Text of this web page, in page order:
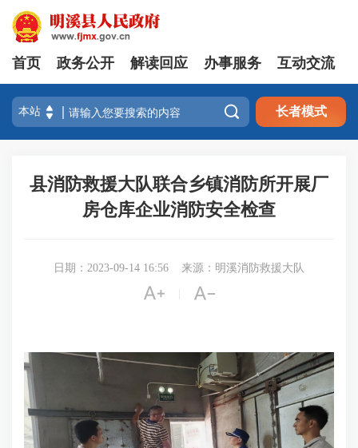
首页 政务公开 解读回应 办事服务 互动交流
 长者模式
县消防救援大队联合乡镇消防所开展厂
房仓库企业消防安全检查
日期：2023-09-14 16:56 来源：明溪消防救援大队
 